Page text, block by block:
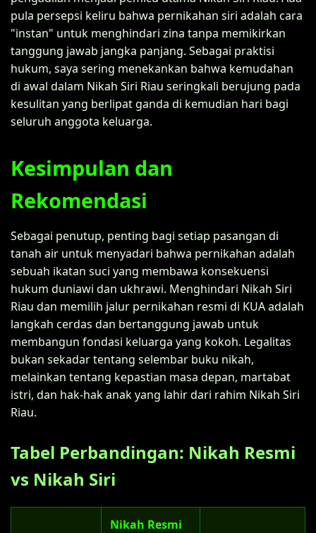
pula persepsi keliru bahwa pernikahan siri adalah cara
"instan" untuk menghindari zina tanpa memikirkan
tanggung jawab jangka panjang. Sebagai praktisi
hukum, saya sering menekankan bahwa kemudahan
di awal dalam Nikah Siri Riau seringkali berujung pada
kesulitan yang berlipat ganda di kemudian hari bagi
seluruh anggota keluarga.
Kesimpulan dan
Rekomendasi
Sebagai penutup, penting bagi setiap pasangan di
tanah air untuk menyadari bahwa pernikahan adalah
sebuah ikatan suci yang membawa konsekuensi
hukum duniawi dan ukhrawi. Menghindari Nikah Siri
Riau dan memilih jalur pernikahan resmi di KUA adalah
langkah cerdas dan bertanggung jawab untuk
membangun fondasi keluarga yang kokoh. Legalitas
bukan sekadar tentang selembar buku nikah,
melainkan tentang kepastian masa depan, martabat
istri, dan hak-hak anak yang lahir dari rahim Nikah Siri
Riau.
Tabel Perbandingan: Nikah Resmi
vs Nikah Siri
Nikah Resmi